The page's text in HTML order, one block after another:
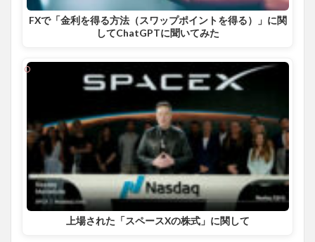
FXで「金利を得る方法（スワップポイントを得る）」に関
してChatGPTに聞いてみた
上場された「スペースXの株式」に関して